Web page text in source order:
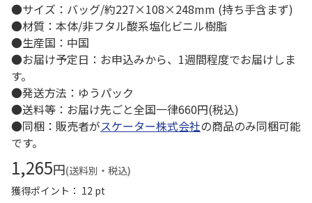
●サイズ：バッグ/約227×108×248mm (持ち手含まず)
●材質：本体/非フタル酸系塩化ビニル樹脂
●生産国：中国
●お届け予定日：お申込みから、1週間程度でお届けしま
す。
●発送方法：ゆうパック
●送料等：お届け先ごと全国一律660円(税込)
●同梱：販売者がスケーター株式会社の商品のみ同梱可能
です。
1,265円(送料別・税込)
獲得ポイント： 12 pt